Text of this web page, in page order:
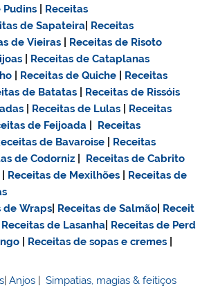
Pudins
Receitas
de Sapateira Receitas
de Vieiras
Receitas de Risoto
Receitas de Cataplanas
Receitas de Quiche
Receitas
de Batatas
Receitas de Rissóis
Receitas de Lulas
Receitas
de Feijoada
Receitas
de Bavaroise
Receitas
de Codorniz
Receitas de Cabrito
Receitas de Mexilhões
Receitas de
de Wraps Receitas de Salmão Receit
Receitas de Lasanha Receitas de Perd
Receitas de sopas e cremes
|Anjos |Simpatias, magias & feitiços